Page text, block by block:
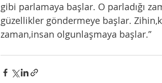
gibi parlamaya başlar. O parladığı
güzellikler göndermeye başlar.
zaman,insan olgunlaşmaya başlar.”